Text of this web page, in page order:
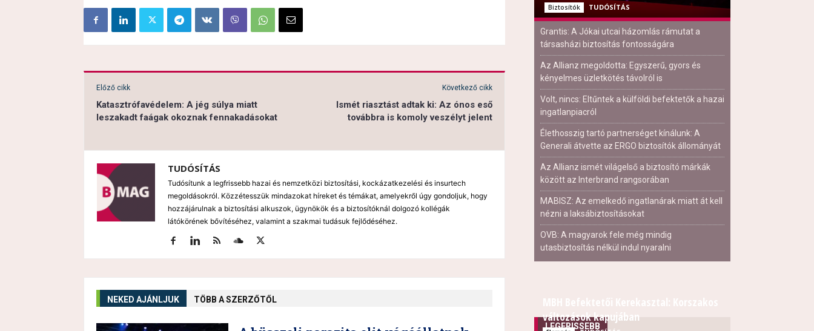
Előző cikk
Katasztrófavédelem: A jég súlya miatt
leszakadt faágak okoznak fennakadásokat
Következő cikk
Ismét riasztást adtak ki: Az ónos eső
továbbra is komoly veszélyt jelent
TUDÓSÍTÁS
Tudósítunk a legfrissebb hazai és nemzetközi biztosítási, kockázatkezelési és insurtech
megoldásokról. Közzétesszük mindazokat híreket és témákat, amelyekről úgy gondoljuk, hogy
hozzájárulnak a biztosítási alkuszok, ügynökök és a biztosítóknál dolgozó kollégák
látókörének bővítéséhez, valamint a szakmai tudásuk fejlődéséhez.
NEKED AJÁNLJUK TÖBB A SZERZŐTŐL
Biztosítók TUDÓSÍTÁS
Grantis: A Jókai utcai házomlás rámutat a
társasházi biztosítás fontosságára
Az Allianz megoldotta: Egyszerű, gyors és
kényelmes üzletkötés távolról is
Volt, nincs: Eltűntek a külföldi befektetők a hazai
ingatlanpiacról
Élethosszig tartó partnerséget kínálunk: A
Generali átvette az ERGO biztosítók állományát
Az Allianz ismét világelső a biztosító márkák
között az Interbrand rangsorában
MABISZ: Az emelkedő ingatlanárak miatt át kell
nézni a laksábiztosításokat
OVB: A magyarok fele még mindig
utasbiztosítás nélkül indul nyaralni
LEGFRISSEBB
változások kapujában